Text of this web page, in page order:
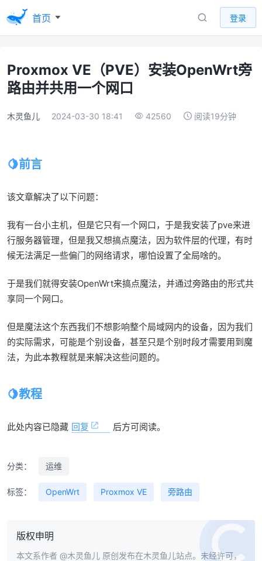
首页 登录
Proxmox VE（PVE）安装OpenWrt旁
路由并共用一个网口
木灵鱼儿 2024-03-30 18:41 42560 阅读19分钟
前言
该文章解决了以下问题：
我有一台小主机，但是它只有一个网口，于是我安装了pve来进
行服务器管理，但是我又想搞点魔法，因为软件层的代理，有时
候无法满足一些偏门的网络请求，哪怕设置了全局啥的。
于是我们就得安装OpenWrt来搞点魔法，并通过旁路由的形式共
享同一个网口。
但是魔法这个东西我们不想影响整个局域网内的设备，因为我们
的实际需求，可能是个别设备，甚至只是个别时段才需要用到魔
法，为此本教程就是来解决这些问题的。
教程
此处内容已隐藏 回复 后方可阅读。
分类： 运维
标签： OpenWrt Proxmox VE 旁路由
版权申明
本文系作者 @木灵鱼儿 原创发布在木灵鱼儿站点。未经许可，